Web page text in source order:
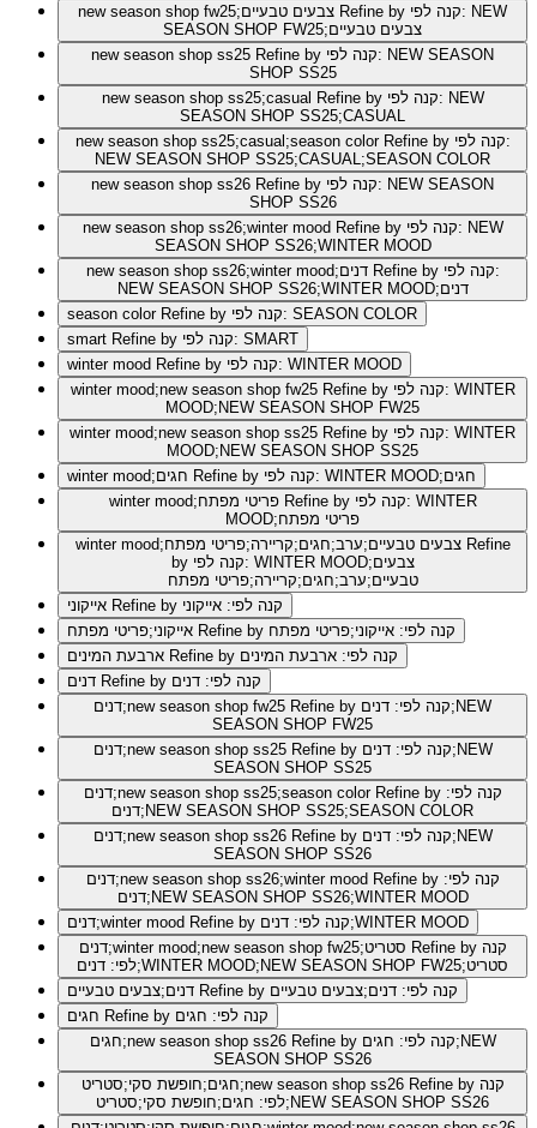
Refine by קנה לפי: NEW
SEASON SHOP FW25;צבעים טבעיים
new season shop ss25 Refine by קנה לפי: NEW SEASON
SHOP SS25
new season shop ss25;casual Refine by קנה לפי: NEW
SEASON SHOP SS25;CASUAL
new season shop ss25;casual;season color Refine by קנה לפי:
NEW SEASON SHOP SS25;CASUAL;SEASON COLOR
new season shop ss26 Refine by קנה לפי: NEW SEASON
SHOP SS26
new season shop ss26;winter mood Refine by קנה לפי: NEW
SEASON SHOP SS26;WINTER MOOD
new season shop ss26;winter mood;דנים Refine by קנה לפי:
NEW SEASON SHOP SS26;WINTER MOOD;דנים
season color
Refine by קנה לפי: SEASON COLOR
smart
Refine by קנה לפי: SMART
winter mood
Refine by קנה לפי: WINTER MOOD
winter mood;new season shop fw25 Refine by קנה לפי: WINTER
MOOD;NEW SEASON SHOP FW25
winter mood;new season shop ss25 Refine by קנה לפי: WINTER
MOOD;NEW SEASON SHOP SS25
Refine by קנה לפי: WINTER MOOD;חגים
winter mood;פריטי מפתח Refine by קנה לפי: WINTER
MOOD;פריטי מפתח
winter mood;צבעים טבעיים;ערב;חגים;קריירה;פריטי מפתח Refine
by קנה לפי: WINTER MOOD;צבעים
טבעיים;ערב;חגים;קריירה;פריטי מפתח
Refine by קנה לפי: אייקוני
Refine by קנה לפי: אייקוני;פריטי מפתח
Refine by קנה לפי: ארבעת המינים
Refine by קנה לפי: דנים
דנים;new season shop fw25 Refine by קנה לפי: דנים;NEW
SEASON SHOP FW25
דנים;new season shop ss25 Refine by קנה לפי: דנים;NEW
SEASON SHOP SS25
דנים;new season shop ss25;season color Refine by קנה לפי:
דנים;NEW SEASON SHOP SS25;SEASON COLOR
דנים;new season shop ss26 Refine by קנה לפי: דנים;NEW
SEASON SHOP SS26
דנים;new season shop ss26;winter mood Refine by קנה לפי:
דנים;NEW SEASON SHOP SS26;WINTER MOOD
דנים;winter mood
Refine by קנה לפי: דנים;WINTER MOOD
Refine by קנה
לפי: דנים;WINTER MOOD;NEW SEASON SHOP FW25;סטריט
Refine by קנה לפי: דנים;צבעים טבעיים
Refine by קנה לפי: חגים
חגים;new season shop ss26 Refine by קנה לפי: חגים;NEW
SEASON SHOP SS26
חגים;חופשת סקי;סטריט;new season shop ss26 Refine by קנה
לפי: חגים;חופשת סקי;סטריט;NEW SEASON SHOP SS26